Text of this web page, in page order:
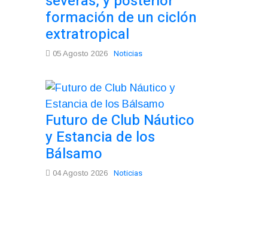
formación de un ciclón
extratropical
05 Agosto 2026 Noticias
Futuro de Club Náutico
y Estancia de los
Bálsamo
04 Agosto 2026 Noticias